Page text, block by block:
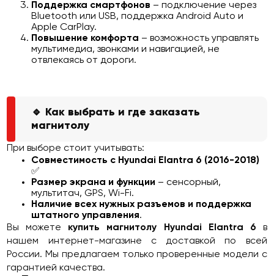
Поддержка смартфонов – подключение через
Bluetooth или USB, поддержка Android Auto и
Apple CarPlay.
Повышение комфорта – возможность управлять
мультимедиа, звонками и навигацией, не
отвлекаясь от дороги.
🔹 Как выбрать и где заказать
магнитолу
При выборе стоит учитывать:
Совместимость с Hyundai Elantra 6 (2016-2018)
✅
Размер экрана и функции – сенсорный,
мультитач, GPS, Wi-Fi.
Наличие всех нужных разъемов и поддержка
штатного управления.
Вы можете купить магнитолу Hyundai Elantra 6 в
нашем интернет-магазине с доставкой по всей
России. Мы предлагаем только проверенные модели с
гарантией качества.